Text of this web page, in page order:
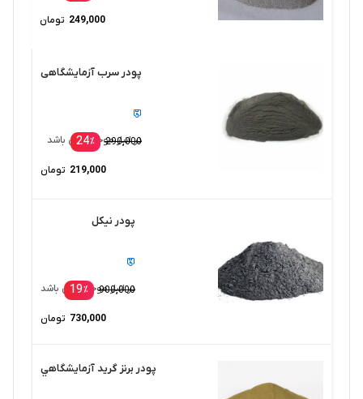
249,000 تومان
پودر سرب آزمایشگاهی
در انبار موجود نمی باشد
٪24 290,000
219,000 تومان
پودر نیکل
در انبار موجود نمی باشد
٪19 900,000
730,000 تومان
پودر برنز گريد آزمايشگاهي